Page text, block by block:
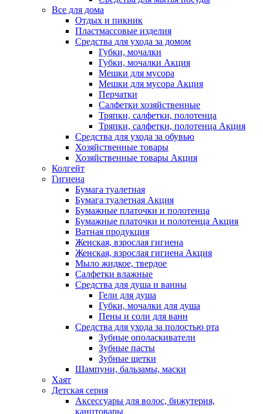
Все для дома
Отдых и пикник
Пластмассовые изделия
Средства для ухода за домом
Губки, мочалки
Губки, мочалки Акция
Мешки для мусора
Мешки для мусора Акция
Перчатки
Салфетки хозяйственные
Тряпки, салфетки, полотенца
Тряпки, салфетки, полотенца Акция
Средства для ухода за обувью
Хозяйственные товары
Хозяйственные товары Акция
Колгейт
Гигиена
Бумага туалетная
Бумага туалетная Акция
Бумажные платочки и полотенца
Бумажные платочки и полотенца Акция
Ватная продукция
Женская, взрослая гигиена
Женская, взрослая гигиена Акция
Мыло жидкое, твердое
Салфетки влажные
Средства для душа и ванны
Гели для душа
Губки, мочалки для душа
Пены и соли для ванн
Средства для ухода за полостью рта
Зубные ополаскиватели
Зубные пасты
Зубные щетки
Шампуни, бальзамы, маски
Хаят
Детская серия
Аксессуары для волос, бижутерия,
канцтовары